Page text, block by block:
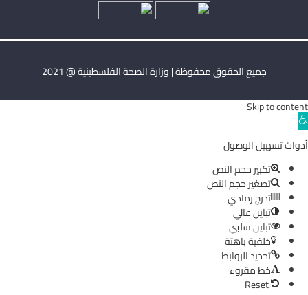
جميع الحقوق محفوظة | وزارة الصحة الفلسطينية @ 2021
Skip to content
Open
toolbar
أدوات تسهيل الوصول
تكبير حجم النص
تصغير حجم النص
تدرج رمادي
تباين عالي
تباين سلبي
خلفية باهتة
تحديد الروابط
خط مقروء
Reset